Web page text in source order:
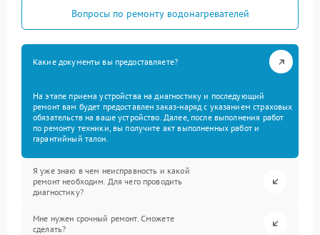
Вопросы по ремонту водонагревателей
Какие документы вы предоставляете?
На этапе приема устройства на диагностику и последующий
ремонт вам будет предоставлен заказ-наряд с указанием страховых
обязательств на ваше устройство. Далее, после выполнения работ
по ремонту техники, вы получите акт выполненных работ и
гарантийный талон.
Я уже знаю в чем неисправность и какой
ремонт необходим. Для чего проводить
диагностику?
Мне нужен срочный ремонт. Сможете
сделать?